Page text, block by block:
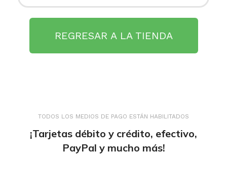
REGRESAR A LA TIENDA
TODOS LOS MEDIOS DE PAGO ESTÁN HABILITADOS
¡Tarjetas débito y crédito, efectivo,
PayPal y mucho más!